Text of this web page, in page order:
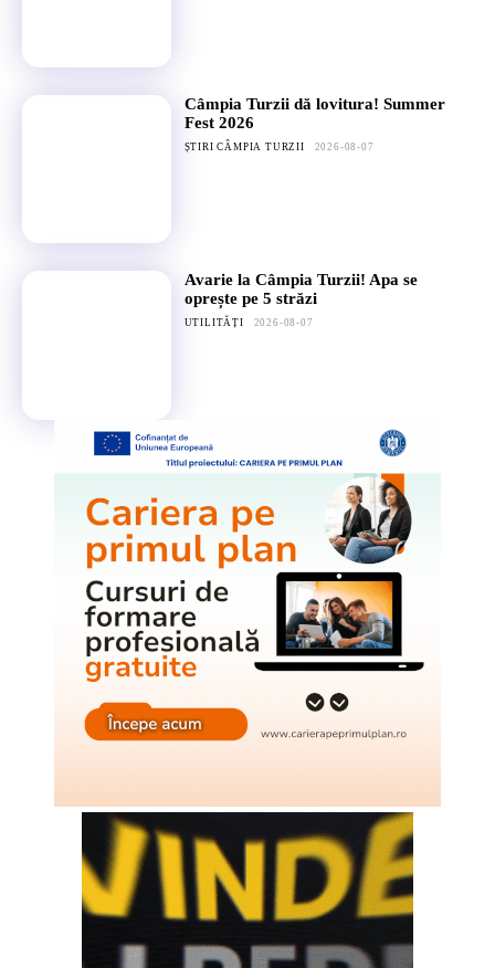
Câmpia Turzii dă lovitura! Summer
Fest 2026
ȘTIRI CÂMPIA TURZII 2026-08-07
Avarie la Câmpia Turzii! Apa se
oprește pe 5 străzi
UTILITĂȚI 2026-08-07